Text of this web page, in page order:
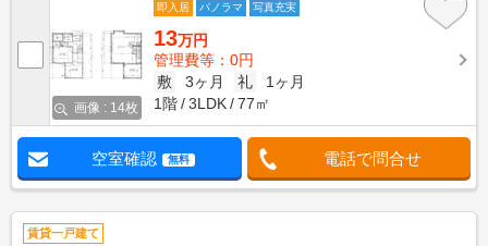
画像 : 14枚
即入居 パノラマ 写真充実
13万円
管理費等：0円
敷
3ヶ月 礼
1ヶ月
1階
3LDK 77㎡
空室確認 無料 電話で問合せ
賃貸一戸建て